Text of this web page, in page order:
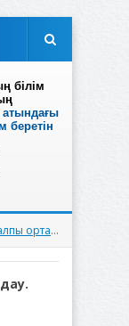
білім
беретін
мекемесі
№33«Кенесары Қасымұлы атындағы жалпы орта білім беретін мектеп» КММ